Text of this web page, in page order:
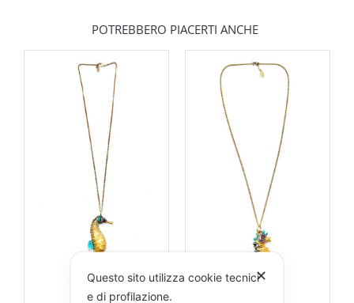
POTREBBERO PIACERTI ANCHE
✕
Questo sito utilizza cookie tecnici
e di profilazione.